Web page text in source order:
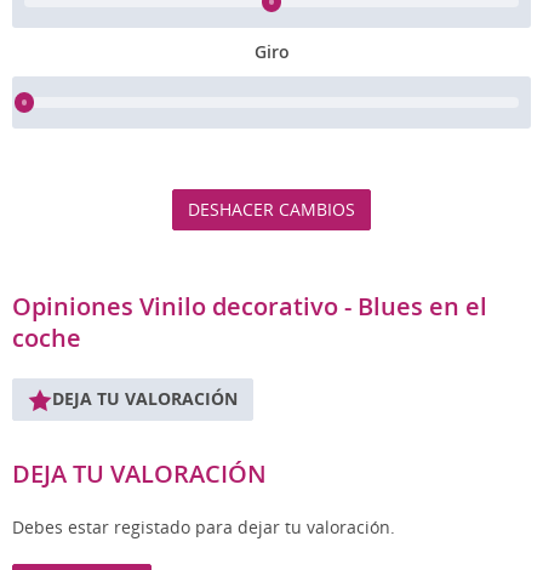
Giro
DESHACER CAMBIOS
Opiniones Vinilo decorativo - Blues en el
coche
DEJA TU VALORACIÓN
DEJA TU VALORACIÓN
Debes estar registado para dejar tu valoración.